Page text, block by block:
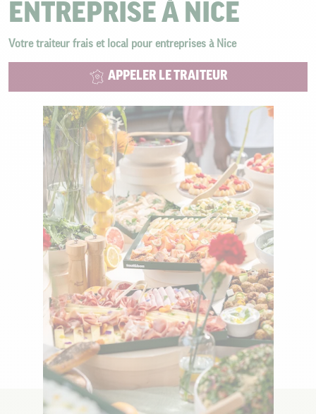
ENTREPRISE À NICE
Votre traiteur frais et local pour entreprises à Nice
APPELER LE TRAITEUR